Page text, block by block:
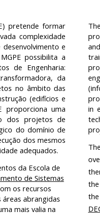
pretende formar
complexidade
e
possibilita a
de Engenharia:
da
no âmbito das
(edifícios e
proporciona uma
dos projetos de
do domínio de
dos mesmos
adequados.
da Escola de
de Sistemas
os recursos
abrangidas
mais valia na
in